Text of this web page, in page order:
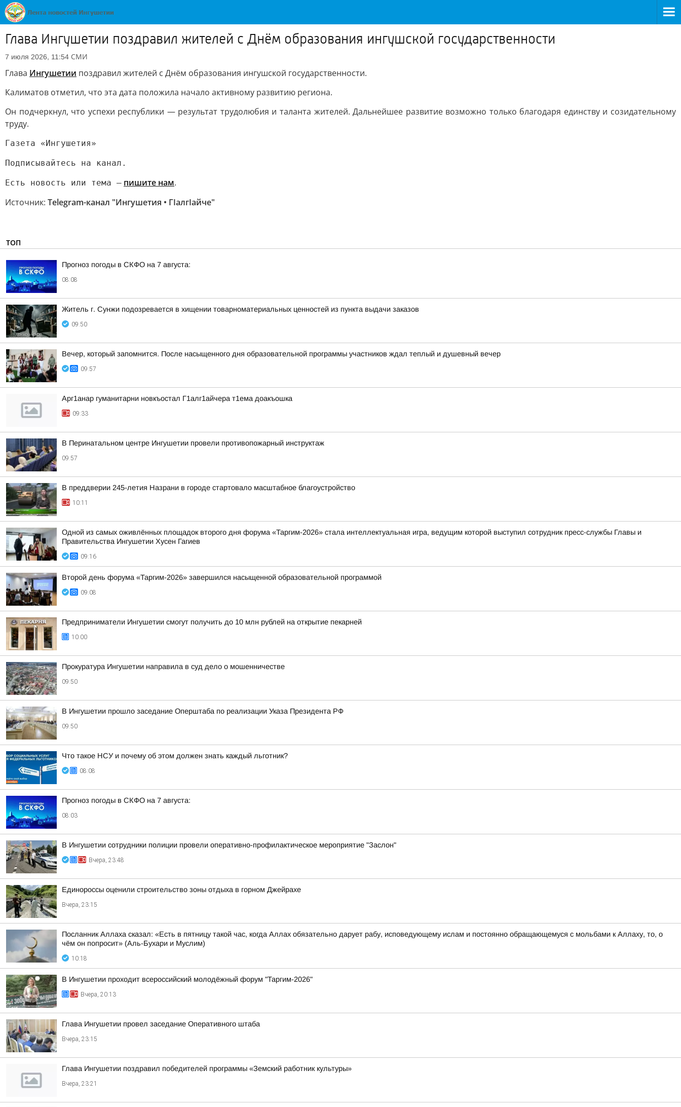
Глава Ингушетии поздравил жителей с Днём образования ингушской государственности
7 июля 2026, 11:54 СМИ
Глава Ингушетии поздравил жителей с Днём образования ингушской государственности.
Калиматов отметил, что эта дата положила начало активному развитию региона.
Он подчеркнул, что успехи республики — результат трудолюбия и таланта жителей. Дальнейшее развитие возможно только благодаря единству и созидательному
труду.
Газета «Ингушетия»
Подписывайтесь на канал.
Есть новость или тема — пишите нам.
Источник: Telegram-канал "Ингушетия • ГIалгIайче"
ТОП
Прогноз погоды в СКФО на 7 августа:
08:08
Житель г. Сунжи подозревается в хищении товарноматериальных ценностей из пункта выдачи заказов
09:50
Вечер, который запомнится. После насыщенного дня образовательной программы участников ждал теплый и душевный вечер
09:57
Арг1анар гуманитарни новкъостал Г1алг1айчера т1ема доакъошка
09:33
В Перинатальном центре Ингушетии провели противопожарный инструктаж
09:57
В преддверии 245-летия Назрани в городе стартовало масштабное благоустройство
10:11
Одной из самых оживлённых площадок второго дня форума «Таргим-2026» стала интеллектуальная игра, ведущим которой выступил сотрудник пресс-службы Главы и
Правительства Ингушетии Хусен Гагиев
09:16
Второй день форума «Таргим-2026» завершился насыщенной образовательной программой
09:08
Предприниматели Ингушетии смогут получить до 10 млн рублей на открытие пекарней
10:00
Прокуратура Ингушетии направила в суд дело о мошенничестве
09:50
В Ингушетии прошло заседание Оперштаба по реализации Указа Президента РФ
09:50
Что такое НСУ и почему об этом должен знать каждый льготник?
08:08
Прогноз погоды в СКФО на 7 августа:
08:03
В Ингушетии сотрудники полиции провели оперативно-профилактическое мероприятие "Заслон"
Вчера, 23:48
Единороссы оценили строительство зоны отдыха в горном Джейрахе
Вчера, 23:15
Посланник Аллаха сказал: «Есть в пятницу такой час, когда Аллах обязательно дарует рабу, исповедующему ислам и постоянно обращающемуся с мольбами к Аллаху, то, о
чём он попросит» (Аль-Бухари и Муслим)
10:18
В Ингушетии проходит всероссийский молодёжный форум "Таргим-2026"
Вчера, 20:13
Глава Ингушетии провел заседание Оперативного штаба
Вчера, 23:15
Глава Ингушетии поздравил победителей программы «Земский работник культуры»
Вчера, 23:21